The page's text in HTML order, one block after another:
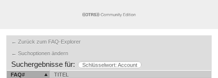
← Zurück zum FAQ-Explorer
← Suchoptionen ändern
Suchergebnisse für:
Schlüsselwort: Account
FAQ#
TITEL